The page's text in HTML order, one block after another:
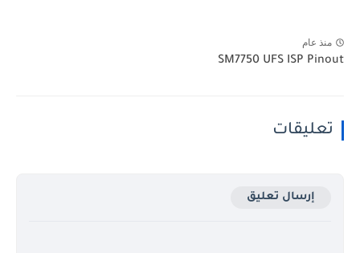
منذ عام
SM7750 UFS ISP Pinout
تعليقات
إرسال تعليق